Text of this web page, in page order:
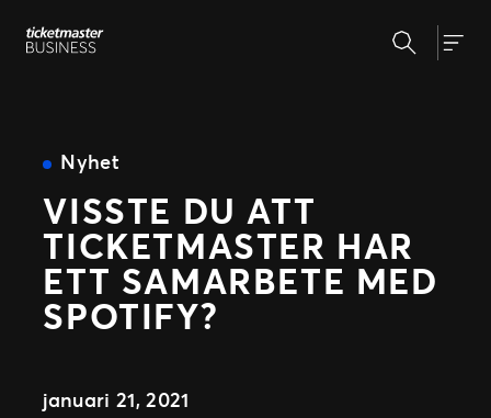
Hoppa
tillProdukter & lösningar
Evenemangsdagen
Partnernätverk
Allt för biljettköparen
Om oss
Vår historia
Vi på Ticketmaster
Våra kunder
Support
Sök
Nyhet
VISSTE DU ATT
TICKETMASTER HAR
ETT SAMARBETE MED
SPOTIFY?
januari 21, 2021